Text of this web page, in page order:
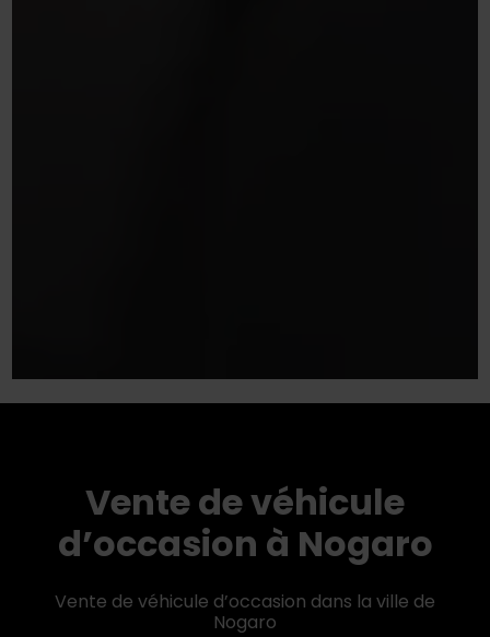
Vente de véhicule
d’occasion à Nogaro
Vente de véhicule d’occasion dans la ville de
Nogaro